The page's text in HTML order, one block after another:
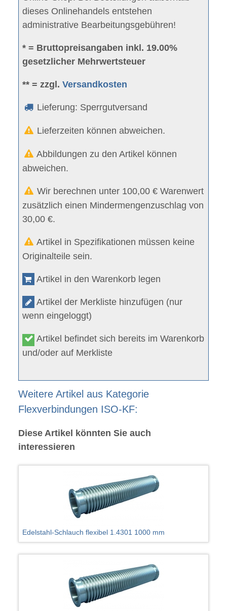
dieses Onlinehandels entstehen
administrative Bearbeitungsgebühren!
* = Bruttopreisangaben inkl. 19.00%
gesetzlicher Mehrwertsteuer
** = zzgl.Versandkosten
Lieferung: Sperrgutversand
Lieferzeiten können abweichen.
Abbildungen zu den Artikel können
abweichen.
Wir berechnen unter 100,00 € Warenwert
zusätzlich einen Mindermengenzuschlag von
30,00 €.
Artikel in Spezifikationen müssen keine
Originalteile sein.
Artikel in den Warenkorb legen
Artikel der Merkliste hinzufügen (nur
wenn eingeloggt)
Artikel befindet sich bereits im Warenkorb
und/oder auf Merkliste
Weitere Artikel aus Kategorie
Flexverbindungen ISO-KF:
Diese Artikel könnten Sie auch
interessieren
Edelstahl-Schlauch flexibel 1.4301 1000 mm